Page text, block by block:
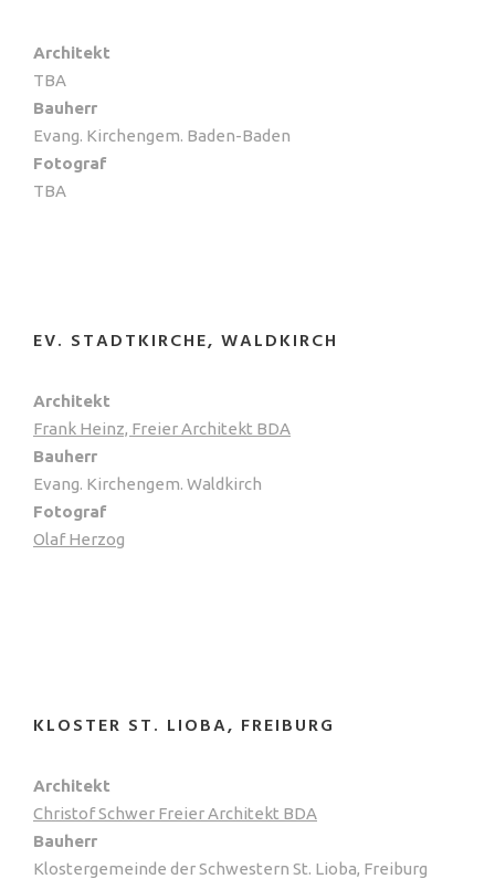
Architekt
TBA
Bauherr
Evang. Kirchengem. Baden-Baden
Fotograf
TBA
EV. STADTKIRCHE, WALDKIRCH
Architekt
Frank Heinz, Freier Architekt BDA
Bauherr
Evang. Kirchengem. Waldkirch
Fotograf
Olaf Herzog
KLOSTER ST. LIOBA, FREIBURG
Architekt
Christof Schwer Freier Architekt BDA
Bauherr
Klostergemeinde der Schwestern St. Lioba, Freiburg